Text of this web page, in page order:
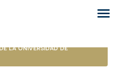
la Universidad de